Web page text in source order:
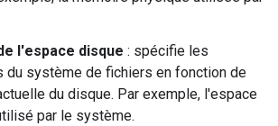
l'espace disque : spécifie les
du système de fichiers en fonction de
du disque. Par exemple, l'espace
par le système.